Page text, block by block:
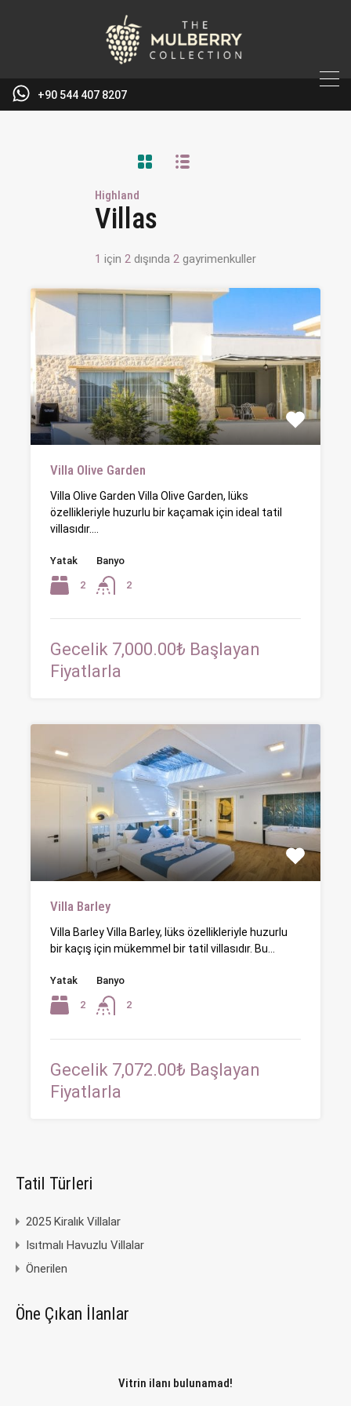
+90 544 407 8207
Highland
Villas
1 için 2 dışında 2 gayrimenkuller
Villa Olive Garden
Villa Olive Garden Villa Olive Garden, lüks
özellikleriyle huzurlu bir kaçamak için ideal tatil
villasıdır.…
Yatak
2
Banyo
2
Gecelik 7,000.00₺ Başlayan
Fiyatlarla
Villa Barley
Villa Barley Villa Barley, lüks özellikleriyle huzurlu
bir kaçış için mükemmel bir tatil villasıdır. Bu…
Yatak
2
Banyo
2
Gecelik 7,072.00₺ Başlayan
Fiyatlarla
Tatil Türleri
2025 Kiralık Villalar
Isıtmalı Havuzlu Villalar
Önerilen
Öne Çıkan İlanlar
Vitrin ilanı bulunamad!